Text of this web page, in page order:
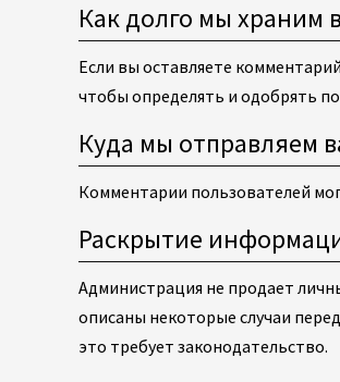
Как долго мы храним
Если вы оставляете
чтобы определять и одобрять
Куда мы отправляем
Комментарии пользователей
Раскрытие
Администрация не продает
описаны некоторые случаи
это требует законодательство.